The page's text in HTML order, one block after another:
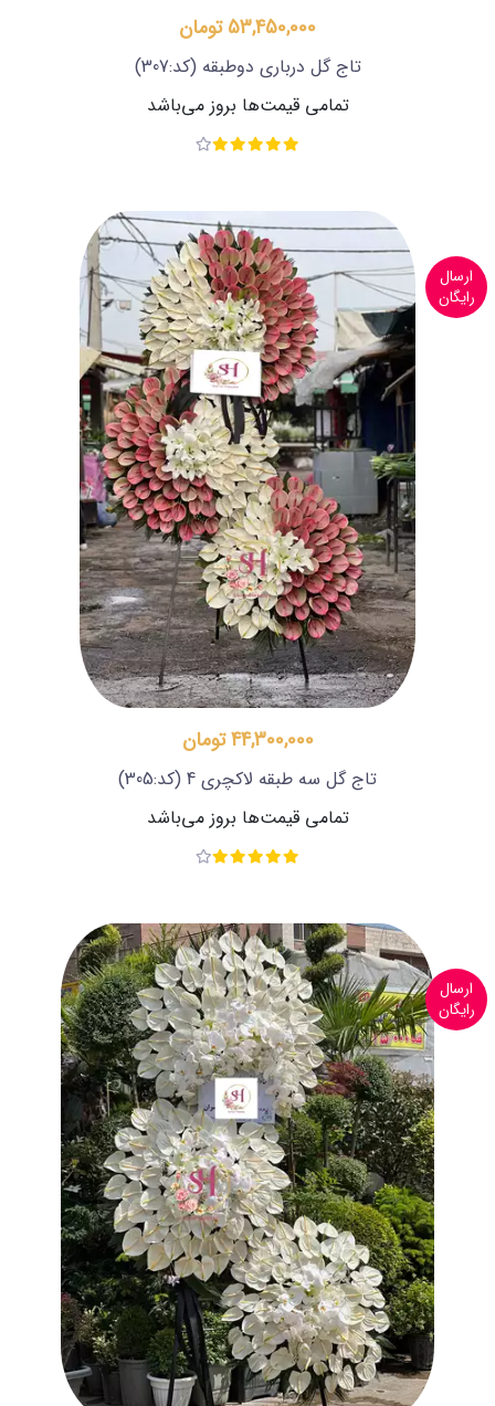
53,450,000 تومان
تاج گل درباری دوطبقه (کد:307)
تمامی قیمت‌ها بروز می‌باشد
ارسال
رایگان
44,300,000 تومان
تاج گل سه طبقه لاکچری 4
(کد:305)
تمامی قیمت‌ها بروز می‌باشد
ارسال
رایگان